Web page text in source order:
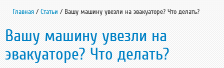
Главная /Статьи / Вашу машину увезли на эвакуаторе? Что делать?
Вашу машину увезли на
эвакуаторе? Что делать?